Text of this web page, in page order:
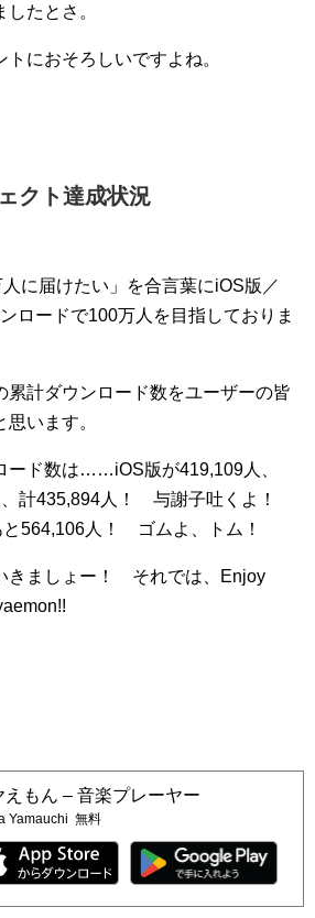
たとさ。
におそろしいですよね。
クト達成状況
人に届けたい」を合言葉にiOS版／
ロードで100万人を目指しておりま
累計ダウンロード数をユーザーの皆
います。
ード数は……iOS版が419,109人、
、計435,894人！ 与謝子吐くよ！
564,106人！ ゴムよ、トム！
きましょー！ それでは、Enjoy
えもん – 音楽プレーヤー
Yamauchi 無料